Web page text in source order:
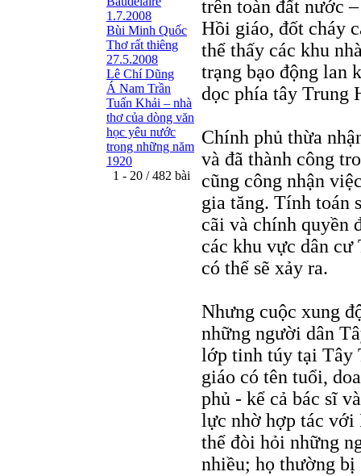
1.7.2008
Bùi Minh Quốc
Thơ rất thiêng
27.5.2008
Lê Chí Dũng
Á Nam Trần
Tuấn Khải – nhà
thơ của dòng văn
học yêu nước
trong những năm
1920
1 - 20 / 482 bài
trên toàn đất nước
Hồi giáo, đốt cháy
thể thấy các khu
trạng bạo động lan
dọc phía tây Trung
Chính phủ thừa
và đã thành công
cũng công nhận
gia tăng. Tính toán
cãi và chính quyền
các khu vực dân
có thể sẽ xảy ra.
Nhưng cuộc xung
những người dân
lớp tinh túy tại Tây
giáo có tên tuổi,
phủ - kể cả bác sĩ
lực nhờ hợp tác với
thể đòi hỏi những
nhiều; họ thường bị